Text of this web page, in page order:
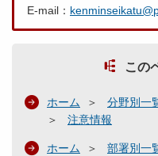
E-mail：
この
ホーム 分野別一
注意情報
ホーム 部署別一